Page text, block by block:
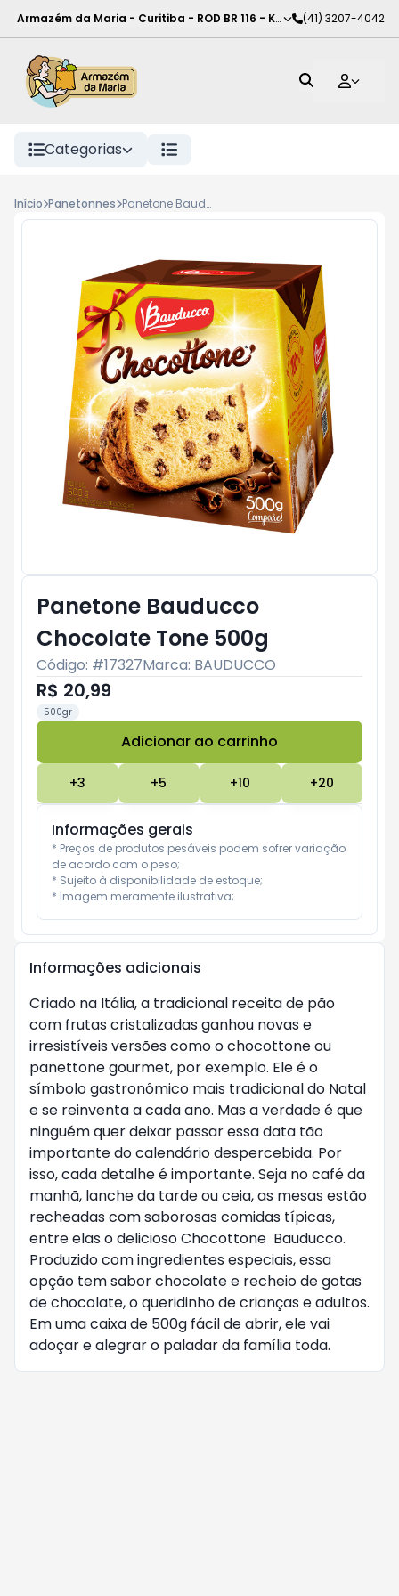
Armazém da Maria - Curitiba - ROD BR 116 - KM 102,Curitiba-PR
(41) 3207-4042
Categorias
Início Panetonnes Panetone Bauducco Chocolate Tone 500g
Panetone Bauducco
Chocolate Tone 500g
Código: #17327Marca: BAUDUCCO
R$ 20,99
500gr
Adicionar ao carrinho
+3 +5 +10 +20
Informações gerais
* Preços de produtos pesáveis podem sofrer variação
de acordo com o peso;
* Sujeito à disponibilidade de estoque;
* Imagem meramente ilustrativa;
Informações adicionais
Criado na Itália, a tradicional receita de pão
com frutas cristalizadas ganhou novas e
irresistíveis versões como o chocottone ou
panettone gourmet, por exemplo. Ele é o
símbolo gastronômico mais tradicional do Natal
e se reinventa a cada ano. Mas a verdade é que
ninguém quer deixar passar essa data tão
importante do calendário despercebida. Por
isso, cada detalhe é importante. Seja no café da
manhã, lanche da tarde ou ceia, as mesas estão
recheadas com saborosas comidas típicas,
entre elas o delicioso Chocottone Bauducco.
Produzido com ingredientes especiais, essa
opção tem sabor chocolate e recheio de gotas
de chocolate, o queridinho de crianças e adultos.
Em uma caixa de 500g fácil de abrir, ele vai
adoçar e alegrar o paladar da família toda.